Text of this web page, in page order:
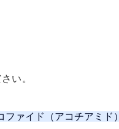
い。
ファイド（アコチアミド）